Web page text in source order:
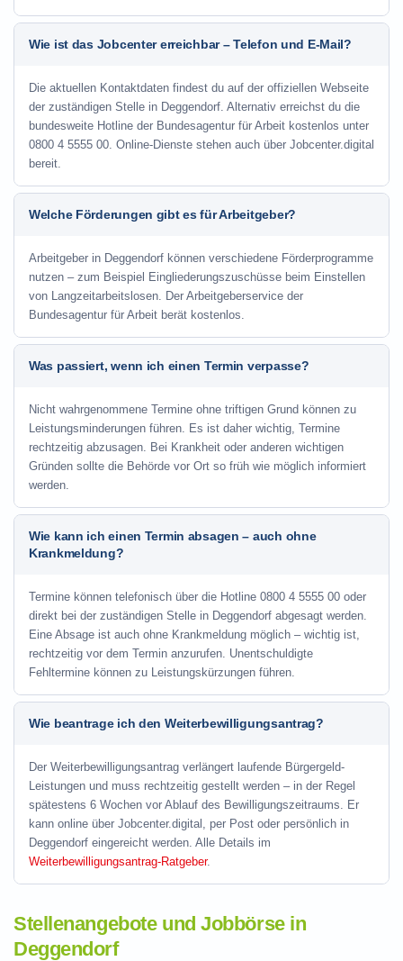
Wie ist das Jobcenter erreichbar – Telefon und E-Mail?
Die aktuellen Kontaktdaten findest du auf der offiziellen Webseite
der zuständigen Stelle in Deggendorf. Alternativ erreichst du die
bundesweite Hotline der Bundesagentur für Arbeit kostenlos unter
0800 4 5555 00. Online-Dienste stehen auch über Jobcenter.digital
bereit.
Welche Förderungen gibt es für Arbeitgeber?
Arbeitgeber in Deggendorf können verschiedene Förderprogramme
nutzen – zum Beispiel Eingliederungszuschüsse beim Einstellen
von Langzeitarbeitslosen. Der Arbeitgeberservice der
Bundesagentur für Arbeit berät kostenlos.
Was passiert, wenn ich einen Termin verpasse?
Nicht wahrgenommene Termine ohne triftigen Grund können zu
Leistungsminderungen führen. Es ist daher wichtig, Termine
rechtzeitig abzusagen. Bei Krankheit oder anderen wichtigen
Gründen sollte die Behörde vor Ort so früh wie möglich informiert
werden.
Wie kann ich einen Termin absagen – auch ohne
Krankmeldung?
Termine können telefonisch über die Hotline 0800 4 5555 00 oder
direkt bei der zuständigen Stelle in Deggendorf abgesagt werden.
Eine Absage ist auch ohne Krankmeldung möglich – wichtig ist,
rechtzeitig vor dem Termin anzurufen. Unentschuldigte
Fehltermine können zu Leistungskürzungen führen.
Wie beantrage ich den Weiterbewilligungsantrag?
Der Weiterbewilligungsantrag verlängert laufende Bürgergeld-
Leistungen und muss rechtzeitig gestellt werden – in der Regel
spätestens 6 Wochen vor Ablauf des Bewilligungszeitraums. Er
kann online über Jobcenter.digital, per Post oder persönlich in
Deggendorf eingereicht werden. Alle Details im
Weiterbewilligungsantrag-Ratgeber.
Stellenangebote und Jobbörse in
Deggendorf